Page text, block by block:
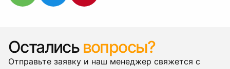
Остались вопросы?
Отправьте заявку и наш менеджер свяжется с